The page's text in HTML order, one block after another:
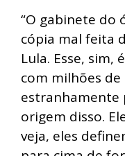
“O gabinete do
cópia mal feita
Lula. Esse, sim,
com milhões de
estranhamente
origem disso.
veja, eles